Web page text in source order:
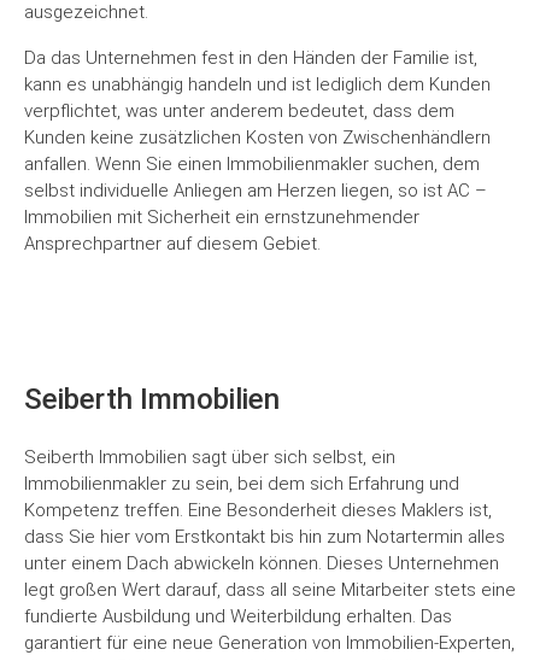
ausgezeichnet.
Da das Unternehmen fest in den Händen der Familie ist,
kann es unabhängig handeln und ist lediglich dem Kunden
verpflichtet, was unter anderem bedeutet, dass dem
Kunden keine zusätzlichen Kosten von Zwischenhändlern
anfallen. Wenn Sie einen Immobilienmakler suchen, dem
selbst individuelle Anliegen am Herzen liegen, so ist AC –
Immobilien mit Sicherheit ein ernstzunehmender
Ansprechpartner auf diesem Gebiet.
Seiberth Immobilien
Seiberth Immobilien sagt über sich selbst, ein
Immobilienmakler zu sein, bei dem sich Erfahrung und
Kompetenz treffen. Eine Besonderheit dieses Maklers ist,
dass Sie hier vom Erstkontakt bis hin zum Notartermin alles
unter einem Dach abwickeln können. Dieses Unternehmen
legt großen Wert darauf, dass all seine Mitarbeiter stets eine
fundierte Ausbildung und Weiterbildung erhalten. Das
garantiert für eine neue Generation von Immobilien-Experten,